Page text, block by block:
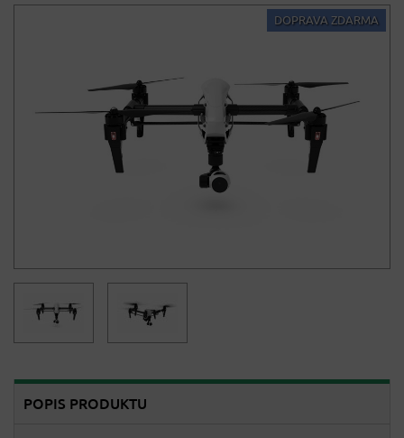
DOPRAVA ZDARMA
POPIS PRODUKTU